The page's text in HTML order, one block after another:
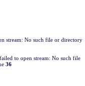
stream: No such file or directory
to open stream: No such file
36